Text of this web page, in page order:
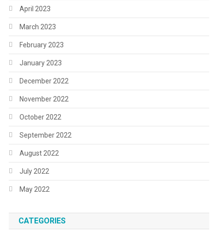
April 2023
March 2023
February 2023
January 2023
December 2022
November 2022
October 2022
September 2022
August 2022
July 2022
May 2022
CATEGORIES